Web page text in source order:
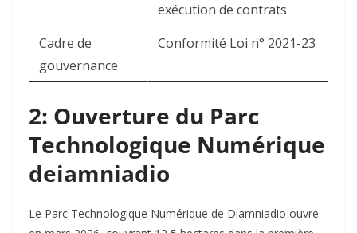
exécution de contrats
Cadre de
gouvernance
Conformité Loi n° 2021-23
2: Ouverture du Parc
Technologique Numérique
deiamniadio
Le Parc Technologique Numérique de Diamniadio ouvre